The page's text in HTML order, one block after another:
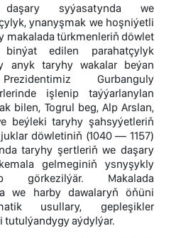
syýasatynda we
ynanyşmak we hoşniýetli
makalada türkmenleriň döwlet
edilen parahatçylyk
anyk taryhy wakalar beýan
Gurbanguly
işlenip taýýarlanylan
bilen, Togrul beg, Alp Arslan,
beýleki taryhy şahsyýetleriň
döwletiniň (1040 — 1157)
taryhy şertleriň we daşary
gelmeginiň ysnyşykly
görkezilýär. Makalada
we harby dawalaryň öňüni
usullary, gepleşikler
tutulýandygy aýdylýar.